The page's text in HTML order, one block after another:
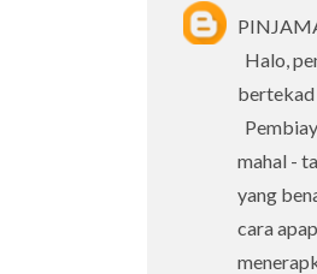
Halo,
bertekad
mahal -
yang
cara